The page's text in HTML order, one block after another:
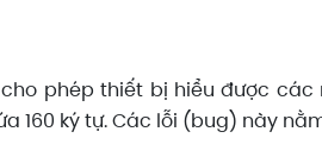
phép thiết bị hiểu được các
160 ký tự. Các lỗi (bug) này